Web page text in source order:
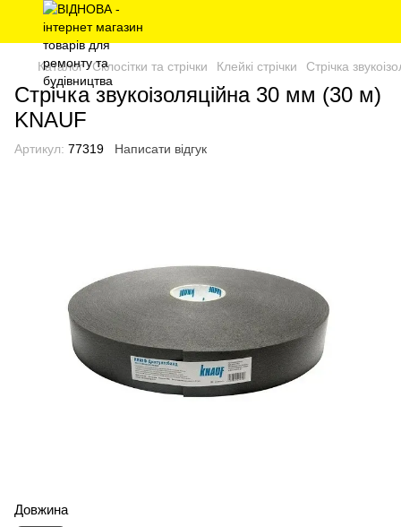
Каталог Склосітки та стрічки Клейкі стрічки Стрічка
Стрічка звукоізоляційна 30 мм (30 м)
KNAUF
Артикул: 77319 Написати відгук
Довжина